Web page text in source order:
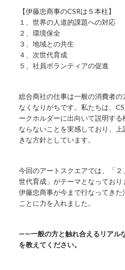
【伊藤忠商事のCSRは５本柱】
１、世界の人道的課題への対応
２、環境保全
３、地域との共生
４、次世代育成
５、社員ボランティアの促進
総合商社の仕事は一般の消費者
なくなりがちです。私たちは、
ークホルダーに出向いて説明す
ならないことを実感しており、
きな方針としています。
今回のアートスクエアでは、「
世代育成」がテーマとなっており
伊藤忠商事が今まで行なってき
ことに力を入れました。
——一般の方と触れ合えるリアル
を教えてください。